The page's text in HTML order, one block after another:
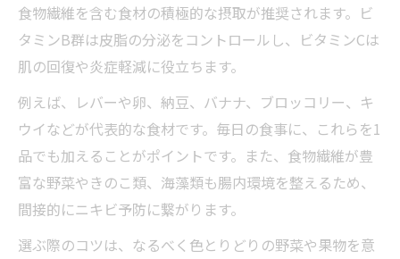
う
フルーツを使った思春期ニキビ対策レシピ
朝食やおやつで思春期ニキビ予防にフルー
ツ活用
スーパーで手に入る思春期ニキビ向けフル
ーツ
スーパーで買えるニキビ改善の秘訣
思春期ニキビ対策はスーパーの食材で手軽
に
食物繊維を含む食材の積極的な摂取が推奨されます。ビ
タミンB群は皮脂の分泌をコントロールし、ビタミンCは
肌の回復や炎症軽減に役立ちます。
例えば、レバーや卵、納豆、バナナ、ブロッコリー、キ
ウイなどが代表的な食材です。毎日の食事に、これらを1
品でも加えることがポイントです。また、食物繊維が豊
富な野菜やきのこ類、海藻類も腸内環境を整えるため、
間接的にニキビ予防に繋がります。
選ぶ際のコツは、なるべく色とりどりの野菜や果物を意